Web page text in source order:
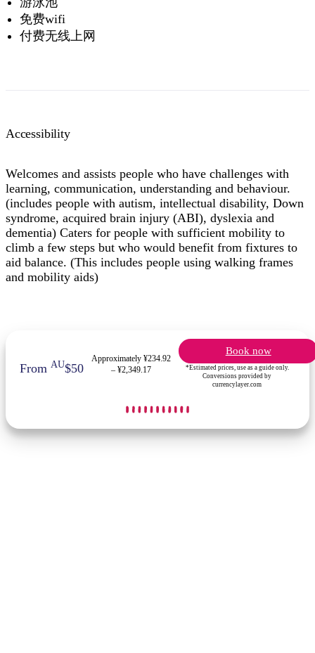
免费wifi
付费无线上网
Accessibility
Welcomes and assists people who have challenges with
learning, communication, understanding and behaviour.
(includes people with autism, intellectual disability, Down
syndrome, acquired brain injury (ABI), dyslexia and
dementia) Caters for people with sufficient mobility to
climb a few steps but who would benefit from fixtures to
aid balance. (This includes people using walking frames
and mobility aids)
From AU$50
Approximately ¥234.92
– ¥2,349.17
Book now
*Estimated prices, use as a guide only.
Conversions provided by
currencylayer.com